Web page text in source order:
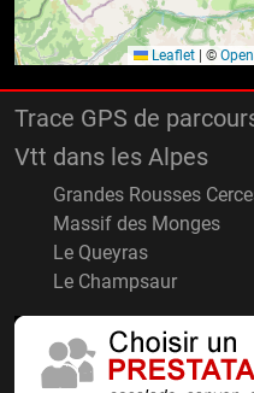
Leaflet ©
Trace GPS de
Vtt dans les Alpes
Grandes Rousses
Massif des Monges
Le Queyras
Le Champsaur